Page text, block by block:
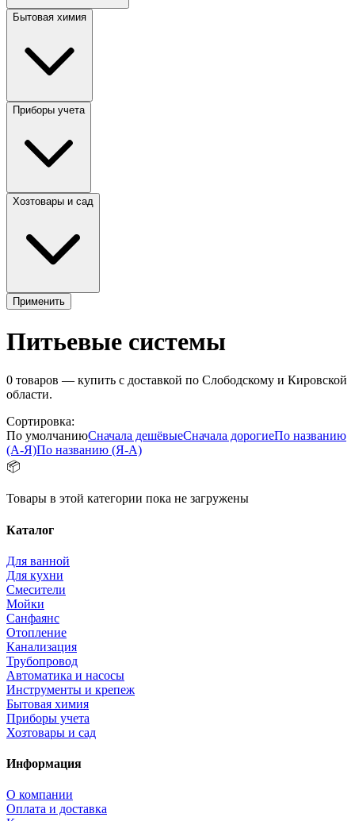
Бытовая химия
Приборы учета
Хозтовары и сад
Применить
Питьевые системы
0 товаров — купить с доставкой по Слободскому и Кировской
области.
Сортировка:
По умолчаниюСначала дешёвыеСначала дорогиеПо названию
(А-Я)По названию (Я-А)
📦
Товары в этой категории пока не загружены
Каталог
Для ванной
Для кухни
Смесители
Мойки
Санфаянс
Отопление
Канализация
Трубопровод
Автоматика и насосы
Инструменты и крепеж
Бытовая химия
Приборы учета
Хозтовары и сад
Информация
О компании
Оплата и доставка